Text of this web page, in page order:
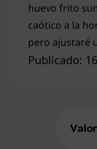
Publicado:
huevo frito
caótico a la
pero ajustaré